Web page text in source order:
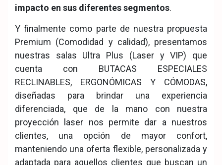
impacto en sus diferentes segmentos.
Y finalmente como parte de nuestra propuesta
Premium (Comodidad y calidad), presentamos
nuestras salas Ultra Plus (Laser y VIP) que
cuenta con BUTACAS ESPECIALES
RECLINABLES, ERGONÓMICAS Y CÓMODAS,
diseñadas para brindar una experiencia
diferenciada, que de la mano con nuestra
proyección laser nos permite dar a nuestros
clientes, una opción de mayor confort,
manteniendo una oferta flexible, personalizada y
adaptada para aquellos clientes que buscan un